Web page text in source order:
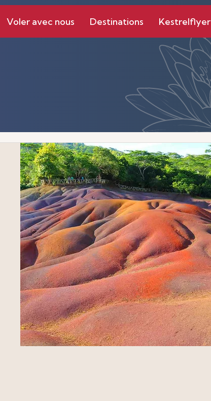
Voler avec nous Destinations Kestrelflyer